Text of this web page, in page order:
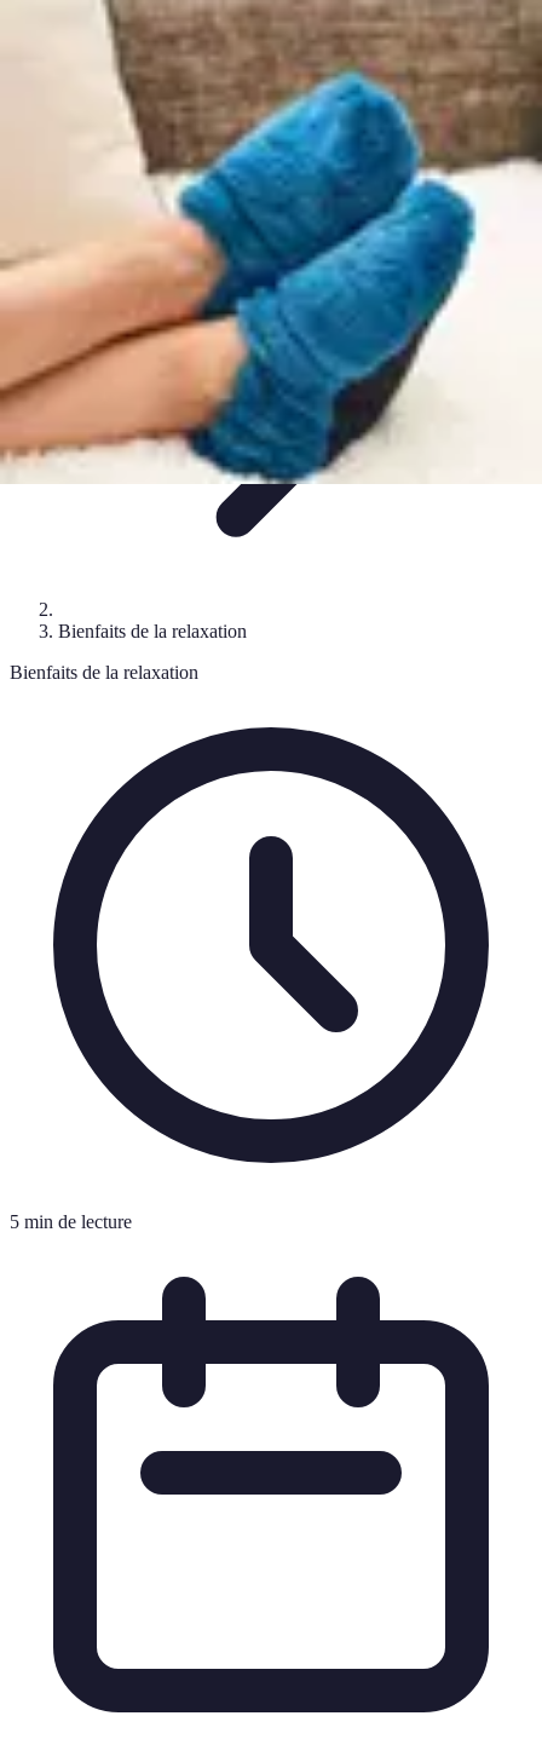
Relaxations Rapides
Techniques de Relaxation Conseils Pratiques
Routine
Technologie Routines
Relaxations Rapides
Bienfaits de la relaxation
Bienfaits de la relaxation
5 min de lecture